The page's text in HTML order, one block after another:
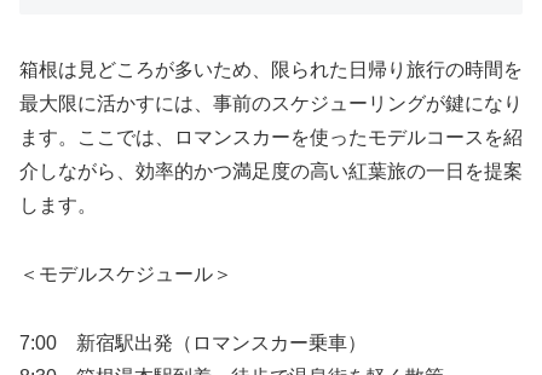
箱根は見どころが多いため、限られた日帰り旅行の時間を
最大限に活かすには、事前のスケジューリングが鍵になり
ます。ここでは、ロマンスカーを使ったモデルコースを紹
介しながら、効率的かつ満足度の高い紅葉旅の一日を提案
します。
＜モデルスケジュール＞
7:00 新宿駅出発（ロマンスカー乗車）